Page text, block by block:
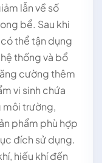
lẫn về số
bể. Sau khi
thể tận dụng
thống và bổ
cường thêm
vi sinh chứa
môi trường,
phẩm phù hợp
đích sử dụng.
hiếu khí đến